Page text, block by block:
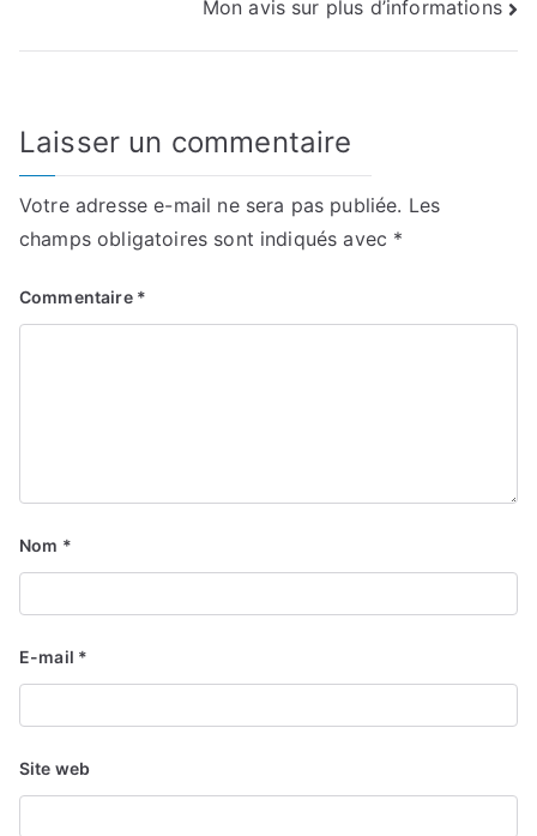
Mon avis sur plus d’informations
Laisser un commentaire
Votre adresse e-mail ne sera pas publiée. Les
champs obligatoires sont indiqués avec *
Commentaire *
Nom *
E-mail *
Site web